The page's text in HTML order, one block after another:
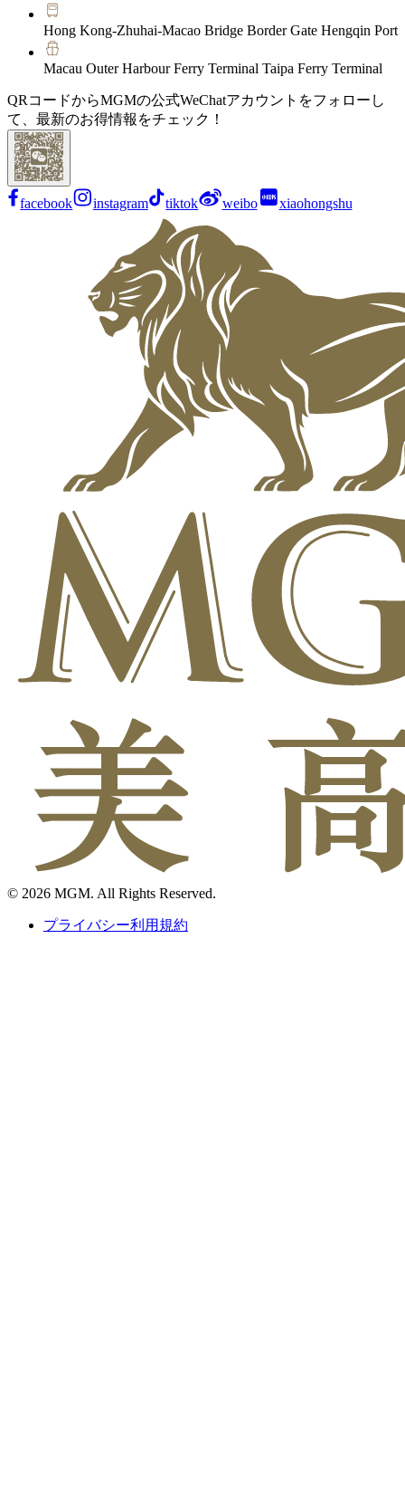
Hong Kong-Zhuhai-Macao Bridge Border Gate Hengqin Port
Macau Outer Harbour Ferry Terminal Taipa Ferry Terminal
QRコードからMGMの公式WeChatアカウントをフォローし
て、最新のお得情報をチェック！
facebook instagram tiktok weibo xiaohongshu
© 2026 MGM. All Rights Reserved.
プライバシー利用規約